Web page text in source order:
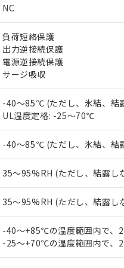
NC
負荷短絡保護
出力逆接続保護
電源逆接続保護
サージ吸収
-40～85℃ (ただし、氷結、結
UL温度定格: -25～70℃
-40～85℃ (ただし、氷結、結
35～95%RH (ただし、結露し
35～95%RH (ただし、結露し
-40～+85℃の温度範囲内で
-25～+70℃の温度範囲内で
ご利用条件
以下の条件をお読
本サービス
くものです。
当社制御機
のであり、
い。
当社販売員に
オムロン制
在庫状況お
す。
マイパーツ
ている必要
調査・確認中：
非該当品：ライセ
仕入先様の事情に
があります。
*EU RoHS指令（10物質
鉛(Pb) 1000ppm以下、
六価クロム(Cr(Ⅵ))
フタル酸ビス(2-エチル
但し、RoHS指令で産
フタル酸エステル類の
※2 対応予定月
部品在庫の切り替
※3 非含有証明
※1 中国
「－」：未確認で
*中国RoHS10物質の基
Pb(鉛) :1000ppm、
Cr(Ⅵ)(六価クロム) :
DBP(フタル酸ジブチル
DEHP(フタル酸ビス(2-
「ｅ」：有害物質
「10」：通常の使
味します。
「－」：未確認で
当社は、こ
う）を輸出
などの必要な
当社は規制
ます。
当社は貴社
当社は、貴
また当社は
たしません。
記
号
説明
○ 一定数
△ 一定数
－
在庫な
機器販
空
白
受注生